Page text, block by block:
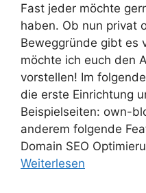
Fast jeder möchte
haben. Ob nun privat
Beweggründe gibt es
möchte ich euch den
vorstellen! Im
die erste Einrichtung
Beispielseiten: own-
anderem folgende
Domain SEO
Weiterlesen